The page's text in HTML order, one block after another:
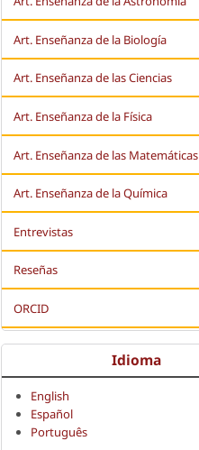
Art. Enseñanza de la Biología
Art. Enseñanza de las Ciencias
Art. Enseñanza de la Física
Art. Enseñanza de las Matemáticas
Art. Enseñanza de la Química
Entrevistas
Reseñas
ORCID
Idioma
English
Español
Português